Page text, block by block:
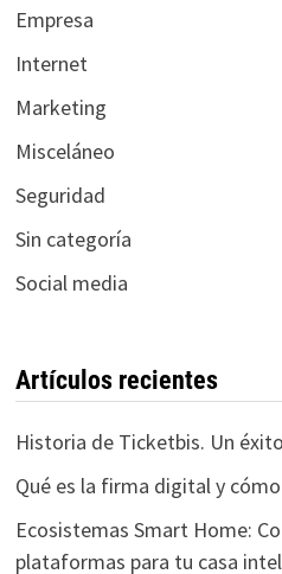
Empresa
Internet
Marketing
Misceláneo
Seguridad
Sin categoría
Social media
Artículos recientes
Historia de Ticketbis. Un
Qué es la firma digital y
Ecosistemas Smart Home:
plataformas para tu casa